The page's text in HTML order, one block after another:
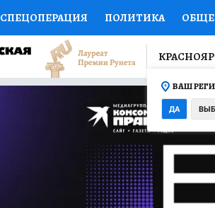
СПЕЦОПЕРАЦИЯ ПОЛИТИКА
НАУКА СПОРТ КОЛУМНИСТЫ
ДОКТОР ФИНАНСЫ
ПРОГНОЗЫ НА СПОРТ ПРОМОКОДЫ
ТЕЛЕВИЗОР
НОВОЕ НА САЙТЕ
ВАШ
ДА